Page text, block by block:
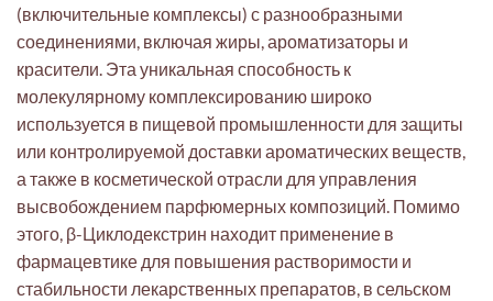
(включительные комплексы) с разнообразными
соединениями, включая жиры, ароматизаторы и
красители. Эта уникальная способность к
молекулярному комплексированию широко
используется в пищевой промышленности для защиты
или контролируемой доставки ароматических веществ,
а также в косметической отрасли для управления
высвобождением парфюмерных композиций. Помимо
этого, β-Циклодекстрин находит применение в
фармацевтике для повышения растворимости и
стабильности лекарственных препаратов, в сельском